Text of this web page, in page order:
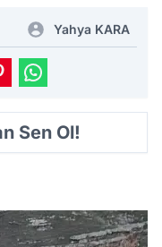
Yahya KARA
Sen Ol!